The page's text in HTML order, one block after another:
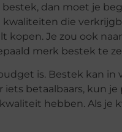
bestek, dan moet je
die
kopen. Je zou ook
merk bestek te
is. Bestek kan in
betaalbaars, kun
hebben. Als je